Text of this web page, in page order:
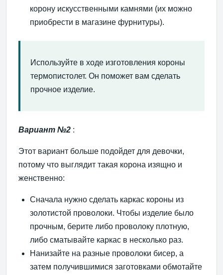
корону искусственными камнями (их можно
приобрести в магазине фурнитуры).
Используйте в ходе изготовления короны
термопистолет. Он поможет вам сделать
прочное изделие.
Вариант №2 :
Этот вариант больше подойдет для девочки,
потому что выглядит такая корона изящно и
женственно:
Сначала нужно сделать каркас короны из
золотистой проволоки. Чтобы изделие было
прочным, берите либо проволоку плотную,
либо сматывайте каркас в несколько раз.
Нанизайте на разные проволоки бисер, а
затем получившимися заготовками обмотайте